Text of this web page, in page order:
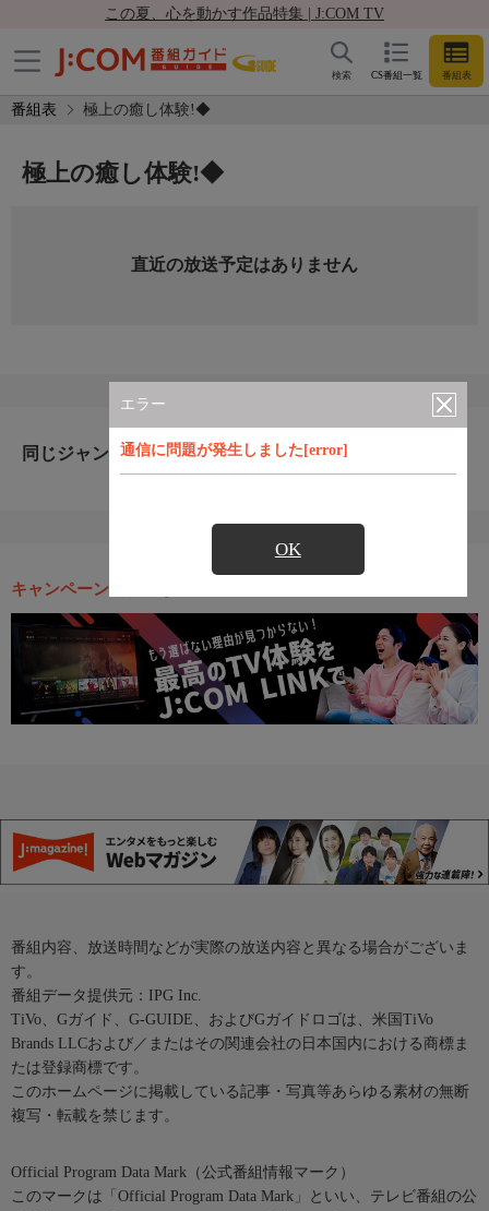
この夏、心を動かす作品特集 | J:COM TV
CS番組一覧 番組表
検索
番組表 極上の癒し体験!◆
エラー
通信に問題が発生しました[error]
OK
極上の癒し体験!◆
直近の放送予定はありません
同じジャンルのおすすめ番組
キャンペーン・お得な情報
番組内容、放送時間などが実際の放送内容と異なる場合がございま
す。
番組データ提供元：IPG Inc.
TiVo、Gガイド、G-GUIDE、およびGガイドロゴは、米国TiVo
Brands LLCおよび／またはその関連会社の日本国内における商標ま
たは登録商標です。
このホームページに掲載している記事・写真等あらゆる素材の無断
複写・転載を禁じます。
Official Program Data Mark（公式番組情報マーク）
このマークは「Official Program Data Mark」といい、テレビ番組の公